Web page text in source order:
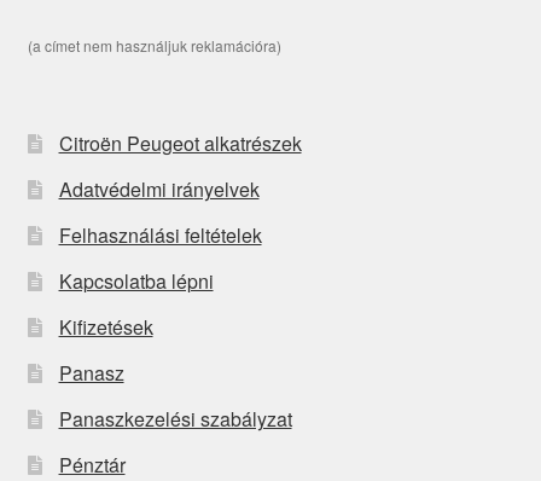
(a címet nem használjuk reklamációra)
Citroën Peugeot alkatrészek
Adatvédelmi irányelvek
Felhasználási feltételek
Kapcsolatba lépni
Kifizetések
Panasz
Panaszkezelési szabályzat
Pénztár